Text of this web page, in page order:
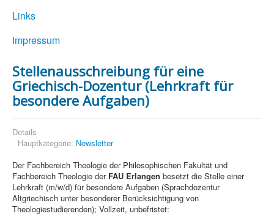
Links
Impressum
Stellenausschreibung für eine
Griechisch-Dozentur (Lehrkraft für
besondere Aufgaben)
Details
Hauptkategorie: Newsletter
Der Fachbereich Theologie der Philosophischen Fakultät und
Fachbereich Theologie der FAU Erlangen besetzt die Stelle einer
Lehrkraft (m/w/d) für besondere Aufgaben (Sprachdozentur
Altgriechisch unter besonderer Berücksichtigung von
Theologiestudierenden); Vollzeit, unbefristet: